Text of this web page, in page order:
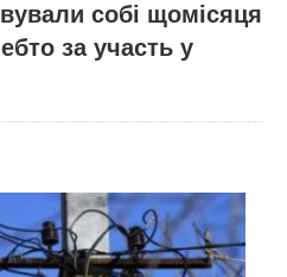
собі щомісяця
за участь у